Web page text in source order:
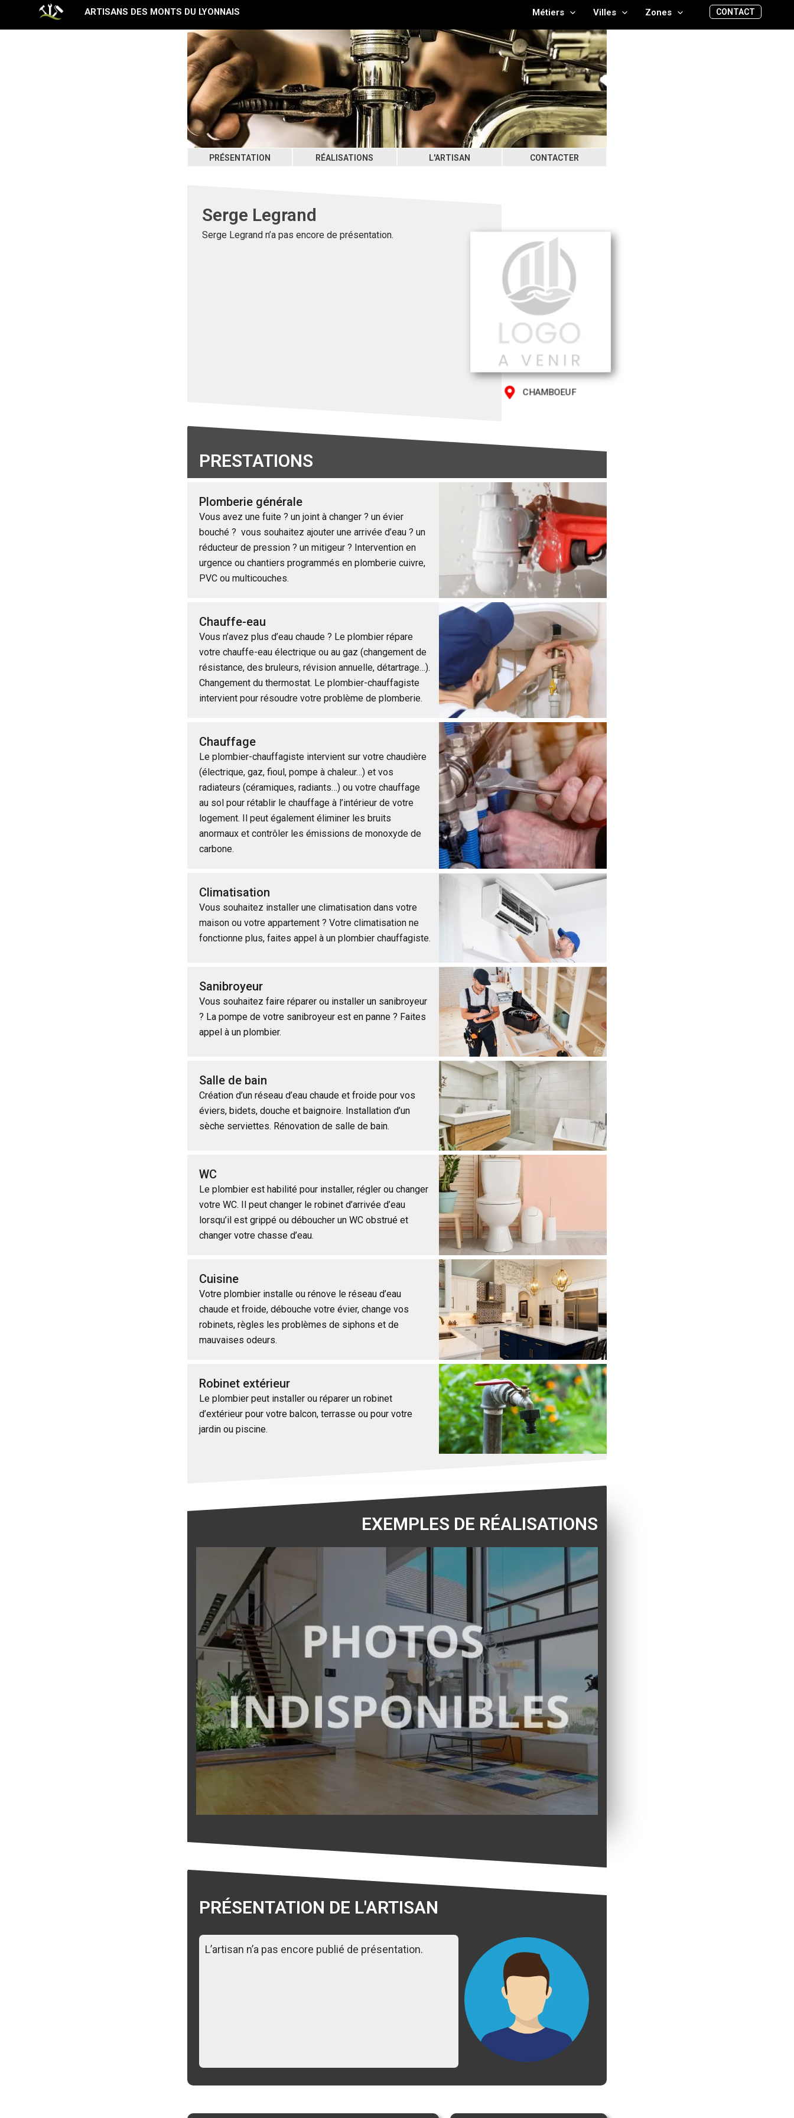
ARTISANS DES MONTS DU LYONNAIS Métiers Villes Zones CONTACT
PRÉSENTATION RÉALISATIONS L'ARTISAN CONTACTER
Serge Legrand
Serge Legrand n’a pas encore de présentation.
CHAMBOEUF
PRESTATIONS
Plomberie générale
Vous avez une fuite ? un joint à changer ? un évier
bouché ? vous souhaitez ajouter une arrivée d’eau ? un
réducteur de pression ? un mitigeur ? Intervention en
urgence ou chantiers programmés en plomberie cuivre,
PVC ou multicouches.
Chauffe-eau
Vous n’avez plus d’eau chaude ? Le plombier répare
votre chauffe-eau électrique ou au gaz (changement de
résistance, des bruleurs, révision annuelle, détartrage…).
Changement du thermostat. Le plombier-chauffagiste
intervient pour résoudre votre problème de plomberie.
Chauffage
Le plombier-chauffagiste intervient sur votre chaudière
(électrique, gaz, fioul, pompe à chaleur…) et vos
radiateurs (céramiques, radiants…) ou votre chauffage
au sol pour rétablir le chauffage à l’intérieur de votre
logement. Il peut également éliminer les bruits
anormaux et contrôler les émissions de monoxyde de
carbone.
Climatisation
Vous souhaitez installer une climatisation dans votre
maison ou votre appartement ? Votre climatisation ne
fonctionne plus, faites appel à un plombier chauffagiste.
Sanibroyeur
Vous souhaitez faire réparer ou installer un sanibroyeur
? La pompe de votre sanibroyeur est en panne ? Faites
appel à un plombier.
Salle de bain
Création d’un réseau d’eau chaude et froide pour vos
éviers, bidets, douche et baignoire. Installation d’un
sèche serviettes. Rénovation de salle de bain.
WC
Le plombier est habilité pour installer, régler ou changer
votre WC. Il peut changer le robinet d’arrivée d’eau
lorsqu’il est grippé ou déboucher un WC obstrué et
changer votre chasse d’eau.
Cuisine
Votre plombier installe ou rénove le réseau d’eau
chaude et froide, débouche votre évier, change vos
robinets, règles les problèmes de siphons et de
mauvaises odeurs.
Robinet extérieur
Le plombier peut installer ou réparer un robinet
d’extérieur pour votre balcon, terrasse ou pour votre
jardin ou piscine.
EXEMPLES DE RÉALISATIONS
PRÉSENTATION DE L'ARTISAN
L’artisan n’a pas encore publié de présentation.